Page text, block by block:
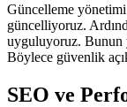
Güncelleme
güncelliyoruz.
uyguluyoruz. Bunun
Böylece güvenlik
SEO ve